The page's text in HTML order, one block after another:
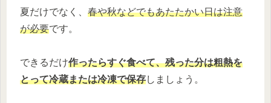
夏だけでなく、 春や秋などでもあたたかい日は注意
が必要です。
できるだけ作ったらすぐ食べて、残った分は粗熱を
とって冷蔵または冷凍で保存しましょう。